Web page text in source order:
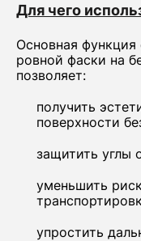
Для чего
Основная функция
ровной фаски на
позволяет:
получить
поверхности
защитить углы
уменьшить
упростить